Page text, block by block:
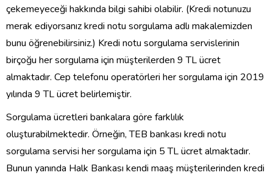
çekemeyeceği hakkında bilgi sahibi olabilir. (Kredi notunuzu
merak ediyorsanız kredi notu sorgulama adlı makalemizden
bunu öğrenebilirsiniz.) Kredi notu sorgulama servislerinin
birçoğu her sorgulama için müşterilerden 9 TL ücret
almaktadır. Cep telefonu operatörleri her sorgulama için 2019
yılında 9 TL ücret belirlemiştir.
Sorgulama ücretleri bankalara göre farklılık
oluşturabilmektedir. Örneğin, TEB bankası kredi notu
sorgulama servisi her sorgulama için 5 TL ücret almaktadır.
Bunun yanında Halk Bankası kendi maaş müşterilerinden kredi